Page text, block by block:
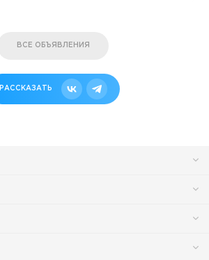
ВСЕ ОБЪЯВЛЕНИЯ
РАССКАЗАТЬ